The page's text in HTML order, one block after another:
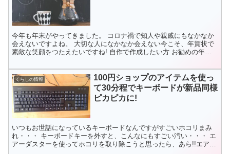
今年も年末がやってきました。 コロナ禍で知人や親戚にもなかなか
会えないですよね。 大切な人になかなか会えない今こそ、年賀状で
素敵な笑顔をつたえたいですね! 自作で作成したい方 お勧めの年賀
くらしの情報
100円ショップのアイテムを使っ
て30分程でキーボードが新品同様
ピカピカに!
いつもお世話になっているキーボードなんですがすごいホコリまみ
れ・・・ キーボードキーを外すと、こんなにもすごい汚い・・・ エ
アーダスターを使ってホコリを取り除こうと思ったら、あら!!エアー